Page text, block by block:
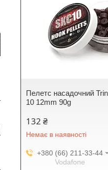
Пелетс насадочний
10 12mm 90g
132 ₴
Немає в наявності
+380 (66) 211-33-44
Vodafone